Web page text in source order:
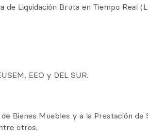
Liquidación Bruta en Tiempo Real
EEO y DEL SUR.
Bienes Muebles y a la Prestación
otros.